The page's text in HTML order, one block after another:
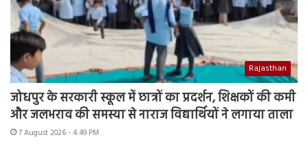
Rajasthan
जोधपुर के सरकारी स्कूल में छात्रों का प्रदर्शन, शिक्षकों की कमी
और जलभराव की समस्या से नाराज विद्यार्थियों ने लगाया ताला
7 August 2026 - 4:49 PM